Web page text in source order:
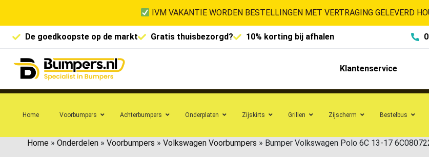
IVM VAKANTIE WORDEN BESTELLINGEN MET VERTRAGING GELEVERD
De goedkoopste op de markt Gratis thuisbezorgd? 10% korting bij afhalen
Klantenservice
Home Voorbumpers Achterbumpers Onderplaten Zijskirts Grillen Zijscherm Bestelbus
Home » Onderdelen » Voorbumpers » Volkswagen Voorbumpers » Bumper Volkswagen Polo 6C 13-17